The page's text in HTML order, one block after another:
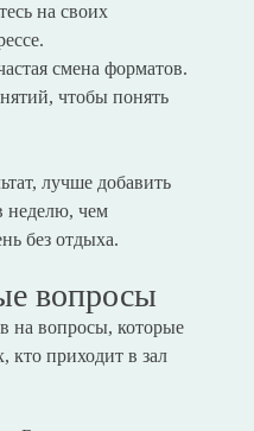
на своих
смена форматов.
чтобы понять
лучше добавить
неделю, чем
без отдыха.
вопросы
на вопросы, которые
кто приходит в зал